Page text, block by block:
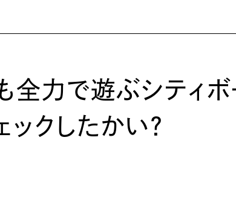
全力で遊ぶシティ
ックしたかい？